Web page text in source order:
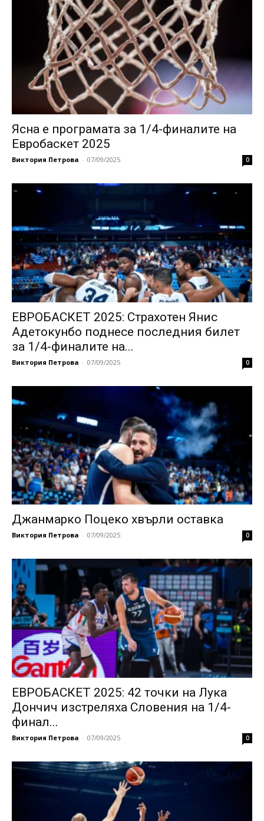
Ясна е програмата за 1/4-финалите на
Евробаскет 2025
Виктория Петрова - 07/09/2025 0
ЕВРОБАСКЕТ 2025: Страхотен Янис
Адетокунбо поднесе последния билет
за 1/4-финалите на...
Виктория Петрова - 07/09/2025 0
Джанмарко Поцеко хвърли оставка
Виктория Петрова - 07/09/2025 0
ЕВРОБАСКЕТ 2025: 42 точки на Лука
Дончич изстреляха Словения на 1/4-
финал...
Виктория Петрова - 07/09/2025 0